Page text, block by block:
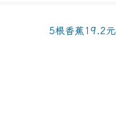
5根香蕉19.2元